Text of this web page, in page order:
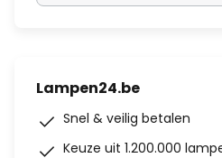
Lampen24.be
Snel & veilig betalen
Keuze uit 1.200.000